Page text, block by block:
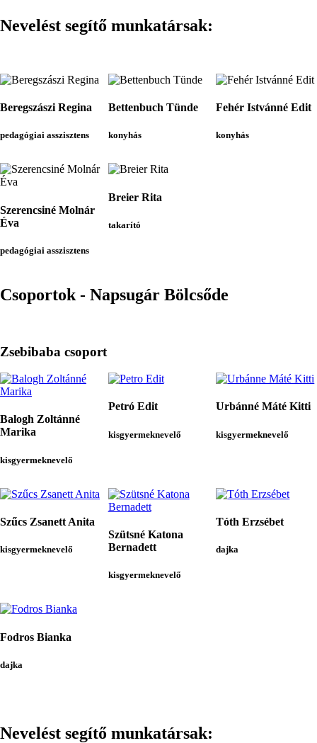
Nevelést segítő munkatársak:
Beregszászi Regina
pedagógiai asszisztens
Bettenbuch Tünde
konyhás
Fehér Istvánné Edit
konyhás
Szerencsiné Molnár
Éva
pedagógiai asszisztens
Breier Rita
takarító
Csoportok - Napsugár Bölcsőde
Zsebibaba csoport
Balogh Zoltánné
Marika
kisgyermeknevelő
Petró Edit
kisgyermeknevelő
Urbánné Máté Kitti
kisgyermeknevelő
Szűcs Zsanett Anita
kisgyermeknevelő
Szütsné Katona
Bernadett
kisgyermeknevelő
Tóth Erzsébet
dajka
Fodros Bianka
dajka
Nevelést segítő munkatársak: